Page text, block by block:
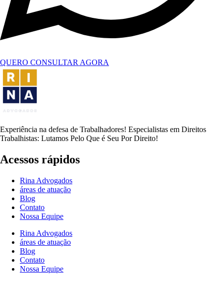
QUERO CONSULTAR AGORA
Experiência na defesa de Trabalhadores! Especialistas em Direitos
Trabalhistas: Lutamos Pelo Que é Seu Por Direito!
Acessos rápidos
Rina Advogados
áreas de atuação
Blog
Contato
Nossa Equipe
Rina Advogados
áreas de atuação
Blog
Contato
Nossa Equipe